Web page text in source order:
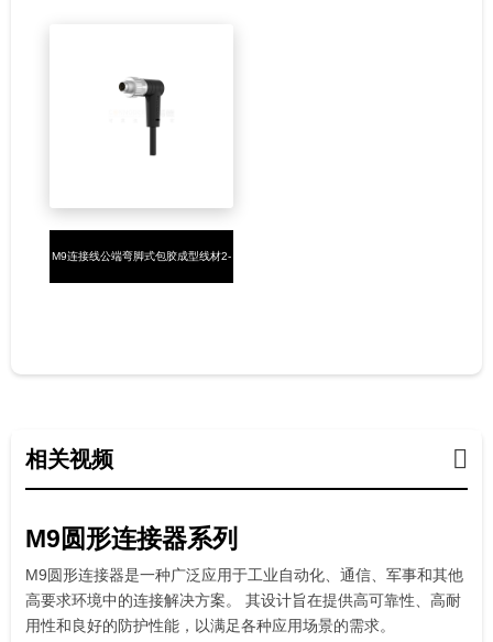
M9连接线公端弯脚式包胶成型线材2-
相关视频
M9圆形连接器系列
M9圆形连接器是一种广泛应用于工业自动化、通信、军事和其他
高要求环境中的连接解决方案。 其设计旨在提供高可靠性、高耐
用性和良好的防护性能，以满足各种应用场景的需求。